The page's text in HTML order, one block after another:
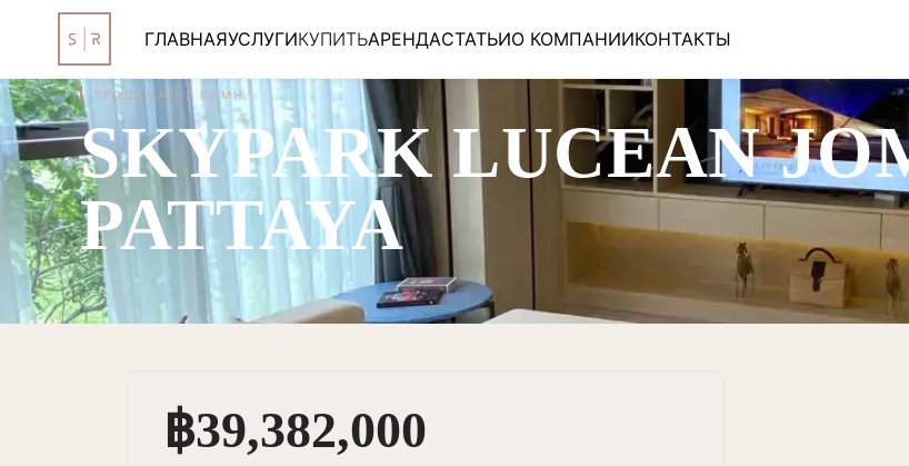
ГЛАВНАЯУСЛУГИКУПИТЬАРЕНДАСТАТЬИО КОМПАНИИКОНТАКТЫ
ПРОДАЖА 3 КОМН.
SKYPARK LUCEAN
PATTAYA
฿39,382,000